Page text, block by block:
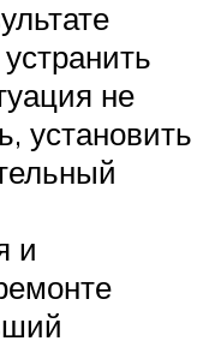
не
установить
и